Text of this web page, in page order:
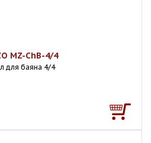
MZ-ChB-4/4
для баяна 4/4